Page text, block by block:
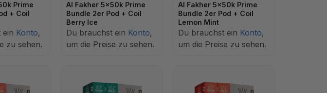
Prime
+ Coil
ein Konto,
zu sehen.
Al Fakher 5x50k Prime
Bundle 2er Pod + Coil
Berry Ice
Du brauchst ein Konto,
um die Preise zu sehen.
Al Fakher 5x50k Prime
Bundle 2er Pod + Coil
Lemon Mint
Du brauchst ein Konto,
um die Preise zu sehen.